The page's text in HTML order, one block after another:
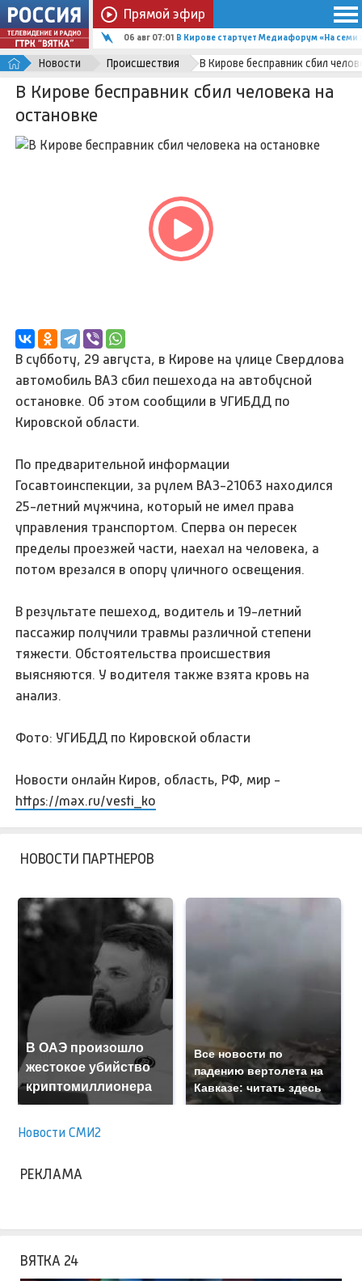
Прямой эфир
06 авг 07:01 В Кирове стартует Медиафорум «На семи
Новости Происшествия В Кирове бесправник сбил
В Кирове бесправник сбил человека на
остановке
В субботу, 29 августа, в Кирове на улице Свердлова
автомобиль ВАЗ сбил пешехода на автобусной
остановке. Об этом сообщили в УГИБДД по
Кировской области.
По предварительной информации
Госавтоинспекции, за рулем ВАЗ-21063 находился
25-летний мужчина, который не имел права
управления транспортом. Сперва он пересек
пределы проезжей части, наехал на человека, а
потом врезался в опору уличного освещения.
В результате пешеход, водитель и 19-летний
пассажир получили травмы различной степени
тяжести. Обстоятельства происшествия
выясняются. У водителя также взята кровь на
анализ.
Фото: УГИБДД по Кировской области
Новости онлайн Киров, область, РФ, мир -
https://max.ru/vesti_ko
НОВОСТИ ПАРТНЕРОВ
В ОАЭ произошло
жестокое убийство
криптомиллионера
Все новости по
падению вертолета на
Кавказе: читать здесь
Новости СМИ2
РЕКЛАМА
ВЯТКА 24